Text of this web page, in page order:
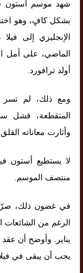
شهد موسم أستون
بشكل كافٍ، وهو
الإنجليزي إلى
الماضي، على أمل
أولد ترافورد.
ومع ذلك، لم تسر
المتقطعة، فشل
وأثارت معاناته
لا يستطيع أستون
منتصف الموسم.
في غضون ذلك، صرّح
الرغم من الشائعات
يناير. وأوضح أن
يجب أن يبقى في